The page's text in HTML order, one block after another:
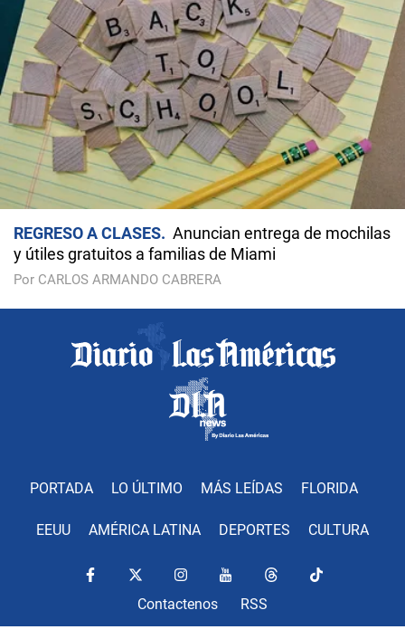
REGRESO A CLASES
Anuncian entrega de mochilas
y útiles gratuitos a familias de Miami
Por CARLOS ARMANDO CABRERA
PORTADA LO ÚLTIMO MÁS LEÍDAS FLORIDA
EEUU AMÉRICA LATINA DEPORTES CULTURA
Contactenos RSS